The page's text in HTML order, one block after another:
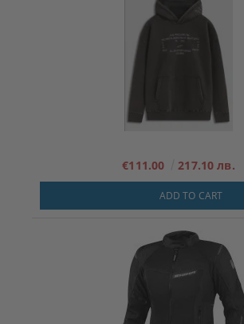
€111.00 217.10 лв.
ADD TO CART